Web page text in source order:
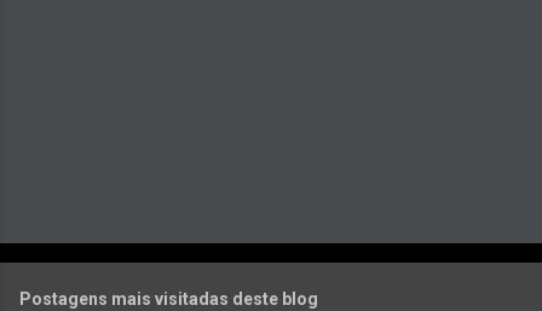
Postagens mais visitadas deste blog